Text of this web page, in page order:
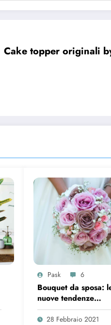
Cake topper originali
Pask 6
Bouquet da sposa:
nuove tendenze
primavera estate
28 Febbraio 2021